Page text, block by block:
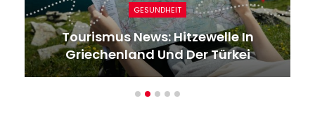
GESUNDHEIT
Tourismus News: Hitzewelle In
Griechenland Und Der Türkei